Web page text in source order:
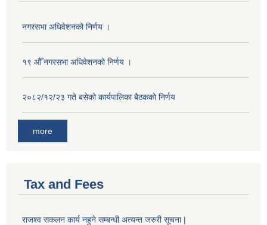
नगरसभा अधिवेशनको निर्णय ।
१९ औँ नगरसभा अधिवेशनको निर्णय ।
२०८२/१२/२३ गते बसेको कार्यपालिका बैठकको निर्णय
more
Tax and Fees
राजश्व सकलन कार्य नहुने सम्बन्धी अत्यन्त जरुरी सूचना |